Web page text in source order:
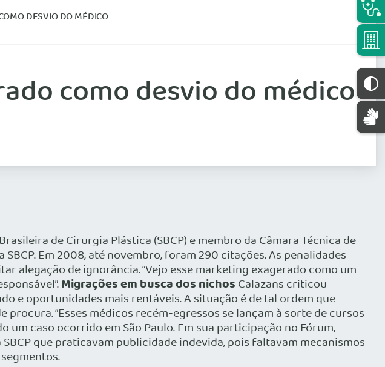
DESVIO DO MÉDICO
como desvio do médico
de Cirurgia Plástica (SBCP) e membro da Câmara Técnica de
Em 2008, até novembro, foram 290 citações. As penalidades
alegação de ignorância. “Vejo esse marketing exagerado como um
Migrações em busca dos nichos Calazans criticou
e oportunidades mais rentáveis. A situação é de tal ordem que
“Esses médicos recém-egressos se lançam à sorte de cursos
caso ocorrido em São Paulo. Em sua participação no Fórum,
que praticavam publicidade indevida, pois faltavam mecanismos